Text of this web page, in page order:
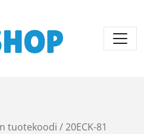
tuotekoodi / 20ECK-81